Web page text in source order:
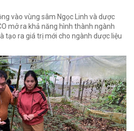
vào vùng sâm Ngọc Linh và dược
mở ra khả năng hình thành ngành
tạo ra giá trị mới cho ngành dược liệu